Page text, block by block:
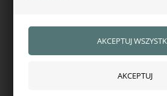
częściowe wędzidło 12 mm